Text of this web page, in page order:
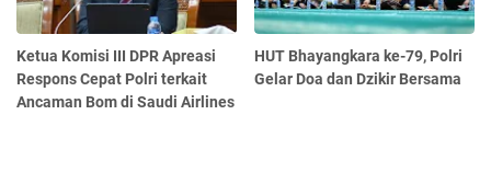
Ketua Komisi III DPR Apreasi
Respons Cepat Polri terkait
Ancaman Bom di Saudi Airlines
HUT Bhayangkara ke-79, Polri
Gelar Doa dan Dzikir Bersama